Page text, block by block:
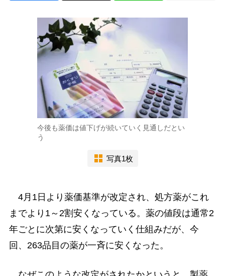
今後も薬価は値下げが続いていく見通しだとい
う
写真1枚
4月1日より薬価基準が改定され、処方薬がこれ
までより1～2割安くなっている。薬の値段は通常2
年ごとに次第に安くなっていく仕組みだが、今
回、263品目の薬が一斉に安くなった。